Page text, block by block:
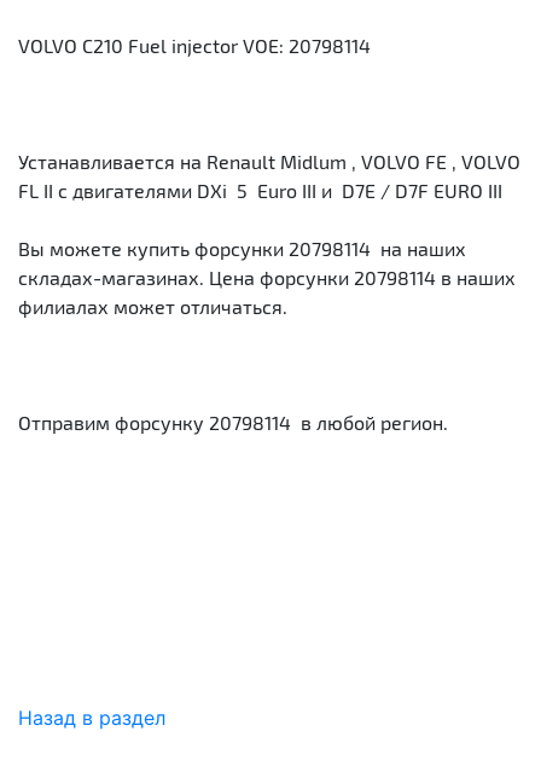
VOLVO C210 Fuel injector VOE: 20798114
Устанавливается на Renault Midlum , VOLVO FE , VOLVO
FL II c двигателями DXi 5 Euro III и D7E / D7F EURO III
Вы можете купить форсунки 20798114 на наших
складах-магазинах. Цена форсунки 20798114 в наших
филиалах может отличаться.
Отправим форсунку 20798114 в любой регион.
Назад в раздел